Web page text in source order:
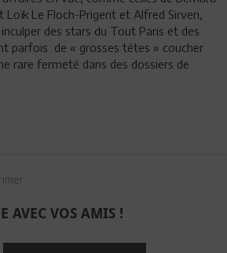
Le Floch-Prigent et Alfred Sirven,
des stars du Tout Paris et des
parfois de « grosses têtes » coucher
rare fermeté dans des dossiers de
AVEC VOS AMIS !